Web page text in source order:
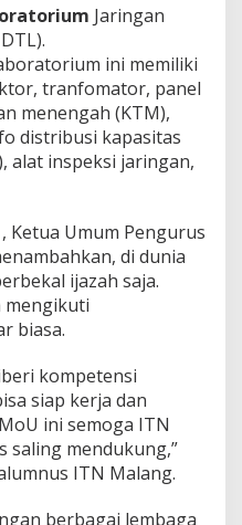
Jaringan
ini memiliki
tranfomator, panel
menengah (KTM),
distribusi kapasitas
alat inspeksi jaringan,
Ketua Umum Pengurus
di dunia
ijazah saja.
mengikuti
biasa.
kompetensi
siap kerja dan
ini semoga ITN
saling mendukung,”
ITN Malang.
berbagai lembaga